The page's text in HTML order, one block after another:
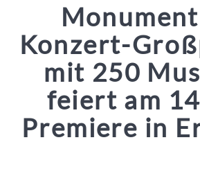
Konzert-
mit 250
feiert am
Premiere in